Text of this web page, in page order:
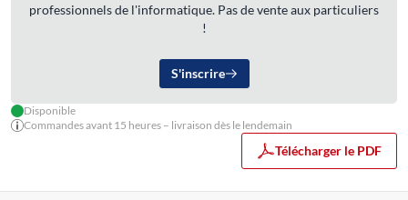
professionnels de l'informatique. Pas de vente aux particuliers
!
S'inscrire
Disponible
Commandes avant 15 heures – livraison dès le lendemain
Télécharger le PDF